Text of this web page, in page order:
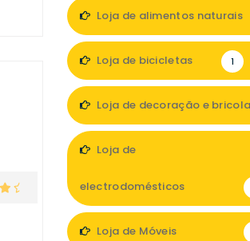
Loja de alimentos naturais
Loja de bicicletas 1
Loja de decoração e
Loja de
electrodomésticos
Loja de Móveis